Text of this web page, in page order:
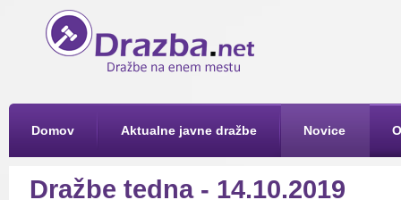
Domov Aktualne javne dražbe Novice
Dražbe tedna - 14.10.2019